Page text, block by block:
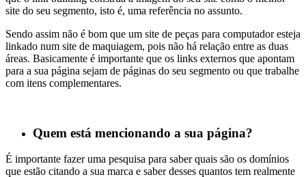
site do seu segmento, isto é, uma referência no assunto.
Sendo assim não é bom que um site de peças para computador esteja
linkado num site de maquiagem, pois não há relação entre as duas
áreas. Basicamente é importante que os links externos que apontam
para a sua página sejam de páginas do seu segmento ou que trabalhe
com itens complementares.
Quem está mencionando a sua página?
É importante fazer uma pesquisa para saber quais são os domínios
que estão citando a sua marca e saber desses quantos tem realmente